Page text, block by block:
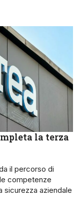
la terza
il percorso di
competenze
sicurezza aziendale